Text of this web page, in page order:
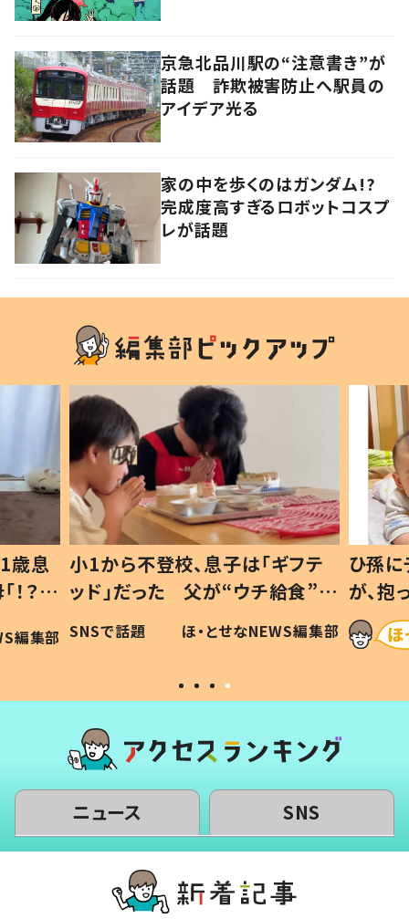
京急北品川駅の“注意書き”が
話題 詐欺被害防止へ駅員の
アイデア光る
家の中を歩くのはガンダム!?
完成度高すぎるロボットコスプ
レが話題
歳息
？」
編集部
小1から不登校、息子は「ギフテ
ッド」だった 父が“ウチ給食”を
作り続ける理由とは #令和の親
#令和の子
SNSで話題 ほ・とせなNEWS編集部
ひ孫
が、
「涙が
い」
ニュース SNS